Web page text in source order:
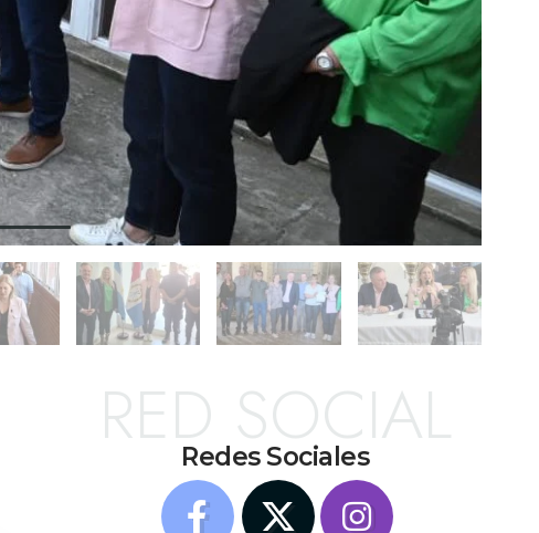
Redes Sociales
RED SOCIAL